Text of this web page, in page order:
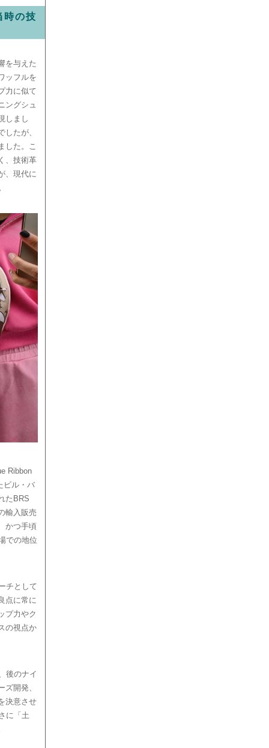
時の技
を与えた
ッフルを
力に似て
ングシュ
しまし
たが、
した。こ
、技術革
、現代に
Ribbon
ビル・バ
たBRS
輸入販売
かつ手頃
での地位
チとして
点に常に
プ力やク
の視点か
後のナイ
開発、
決意させ
に「土